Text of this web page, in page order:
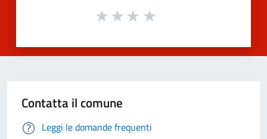
Contatta il comune
Leggi le domande frequenti